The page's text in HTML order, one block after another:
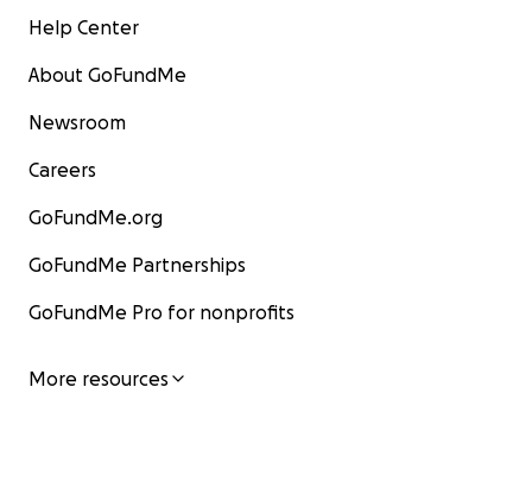
Help Center
About GoFundMe
Newsroom
Careers
GoFundMe.org
GoFundMe Partnerships
GoFundMe Pro for nonprofits
More resources